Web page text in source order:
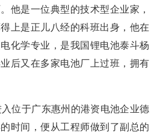
他是一位典型的技术型企业家，
上是正儿八经的科班出身，他在
化学专业，是我国锂电池泰斗杨
后又在多家电池厂上过班，拥有
于广东惠州的港资电池企业德
时间，便从工程师做到了副总的